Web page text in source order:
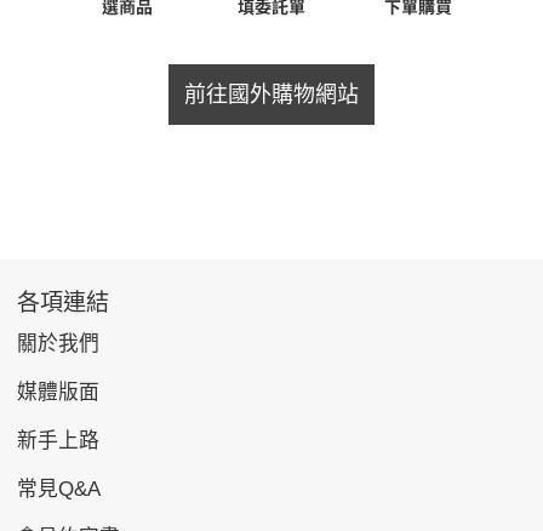
前往國外購物網站
各項連結
關於我們
媒體版面
新手上路
常見Q&A